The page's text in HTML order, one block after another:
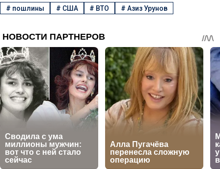
# пошлины # США # ВТО #Азиз Урунов